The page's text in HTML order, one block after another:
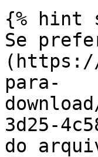
{% hint
Se
para-
3d25-
do